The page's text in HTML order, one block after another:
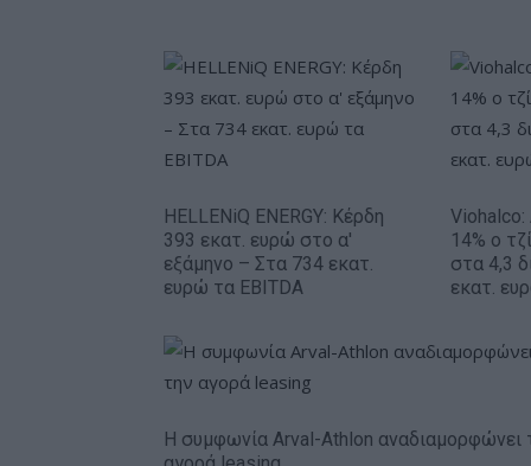
HELLENiQ ENERGY: Κέρδη
393 εκατ. ευρώ στο α'
εξάμηνο – Στα 734 εκατ.
ευρώ τα EBITDA
14% ο
στα 4,3
εκατ.
Η συμφωνία Arval-Athlon αναδιαμορφώνει